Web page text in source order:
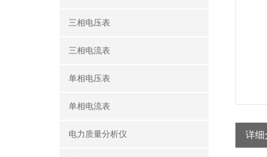
三相电压表
三相电流表
单相电压表
单相电流表
电力质量分析仪 详细